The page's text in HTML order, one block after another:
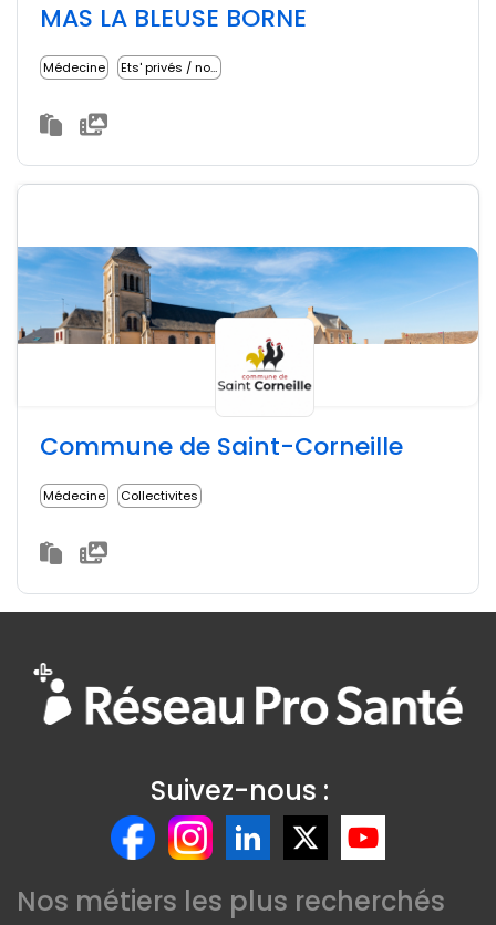
MAS LA BLEUSE BORNE
Médecine Ets' privés / non lucratifs
Commune de Saint-Corneille
Médecine Collectivites
Suivez-nous :
Nos métiers les plus recherchés